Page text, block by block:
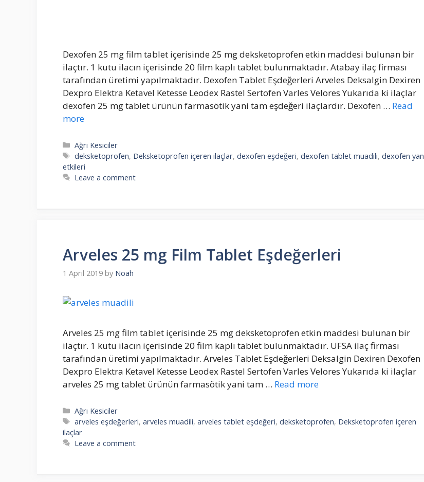
Dexofen 25 mg film tablet içerisinde 25 mg deksketoprofen etkin maddesi bulunan bir
ilaçtır. 1 kutu ilacın içerisinde 20 film kaplı tablet bulunmaktadır. Atabay ilaç firması
tarafından üretimi yapılmaktadır. Dexofen Tablet Eşdeğerleri Arveles Deksalgin Dexiren
Dexpro Elektra Ketavel Ketesse Leodex Rastel Sertofen Varles Velores Yukarıda ki ilaçlar
dexofen 25 mg tablet ürünün farmasötik yani tam eşdeğeri ilaçlardır. Dexofen … Read
more
Categories
Ağrı Kesiciler
Tags
deksketoprofen, Deksketoprofen içeren ilaçlar,dexofen eşdeğeri,dexofen tablet muadili,dexofen yan
etkileri
Leave a comment
Arveles 25 mg Film Tablet Eşdeğerleri
1 April 2019 by Noah
Arveles 25 mg film tablet içerisinde 25 mg deksketoprofen etkin maddesi bulunan bir
ilaçtır. 1 kutu ilacın içerisinde 20 film kaplı tablet bulunmaktadır. UFSA ilaç firması
tarafından üretimi yapılmaktadır. Arveles Tablet Eşdeğerleri Deksalgin Dexiren Dexofen
Dexpro Elektra Ketavel Ketesse Leodex Rastel Sertofen Varles Velores Yukarıda ki ilaçlar
arveles 25 mg tablet ürünün farmasötik yani tam … Read more
Categories
Ağrı Kesiciler
Tags
arveles eşdeğerleri,arveles muadili,arveles tablet eşdeğeri,deksketoprofen, Deksketoprofen içeren
ilaçlar
Leave a comment